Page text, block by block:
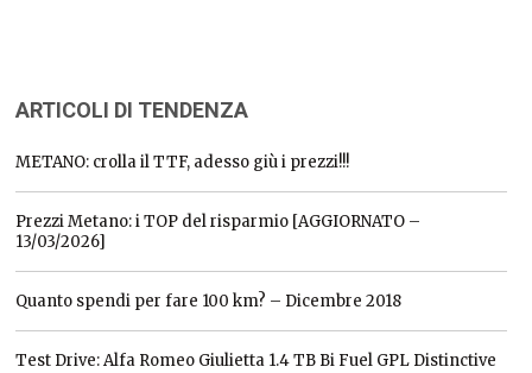
ARTICOLI DI TENDENZA
METANO: crolla il TTF, adesso giù i prezzi!!!
Prezzi Metano: i TOP del risparmio [AGGIORNATO –
13/03/2026]
Quanto spendi per fare 100 km? – Dicembre 2018
Test Drive: Alfa Romeo Giulietta 1.4 TB Bi Fuel GPL Distinctive